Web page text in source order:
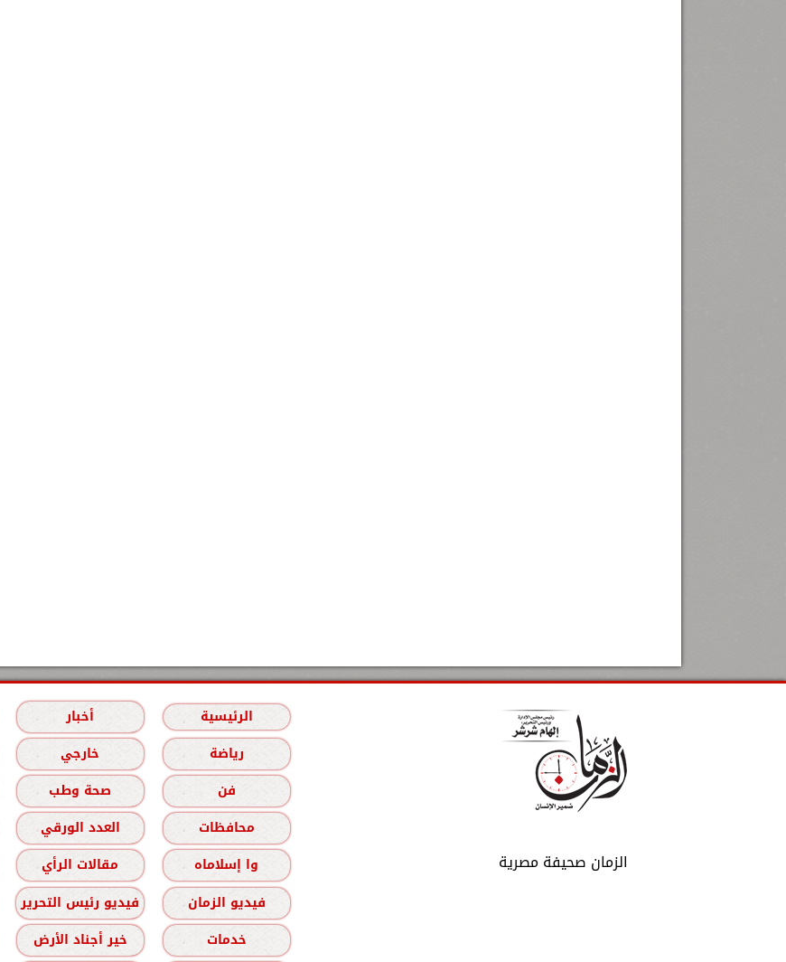
الزمان صحيفة مصرية
الرئيسية أخبار
رياضة
خارجي
فن
صحة وطب
محافظات
العدد الورقي
وا إسلاماه
مقالات الرأي
فيديو الزمان
فيديو رئيس التحرير
خدمات
خير أجناد الأرض